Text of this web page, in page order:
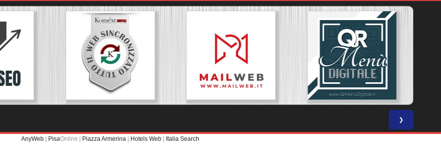
❯
AnyWeb | PisaOnline | Piazza Armerina | Hotels Web | Italia Search